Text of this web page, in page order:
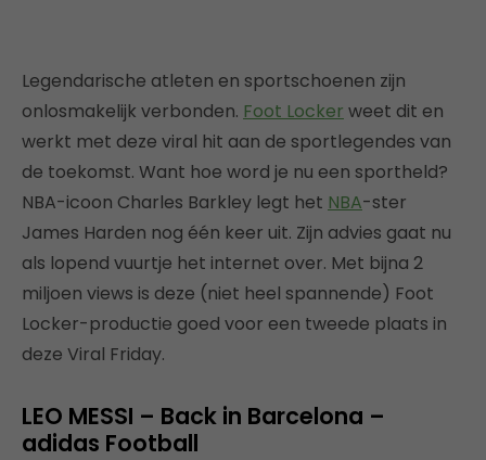
Legendarische atleten en sportschoenen zijn
onlosmakelijk verbonden. Foot Locker weet dit en
werkt met deze viral hit aan de sportlegendes van
de toekomst. Want hoe word je nu een sportheld?
NBA-icoon Charles Barkley legt het NBA-ster
James Harden nog één keer uit. Zijn advies gaat nu
als lopend vuurtje het internet over. Met bijna 2
miljoen views is deze (niet heel spannende) Foot
Locker-productie goed voor een tweede plaats in
deze Viral Friday.
LEO MESSI – Back in Barcelona –
adidas Football